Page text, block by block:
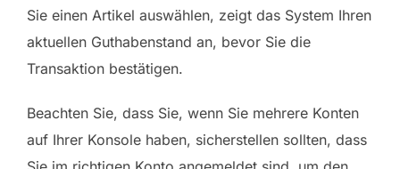
Sie einen Artikel auswählen, zeigt das System Ihren
aktuellen Guthabenstand an, bevor Sie die
Transaktion bestätigen.
Beachten Sie, dass Sie, wenn Sie mehrere Konten
auf Ihrer Konsole haben, sicherstellen sollten, dass